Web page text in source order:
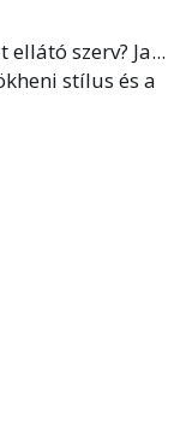
szerv? Ja...
stílus és a